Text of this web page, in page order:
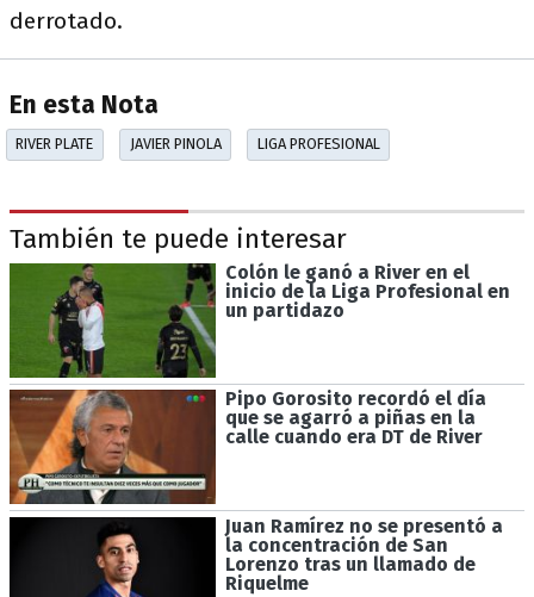
derrotado.
En esta Nota
RIVER PLATE JAVIER PINOLA LIGA PROFESIONAL
También te puede interesar
Colón le ganó a River en el
inicio de la Liga Profesional en
un partidazo
Pipo Gorosito recordó el día
que se agarró a piñas en la
calle cuando era DT de River
Juan Ramírez no se presentó a
la concentración de San
Lorenzo tras un llamado de
Riquelme